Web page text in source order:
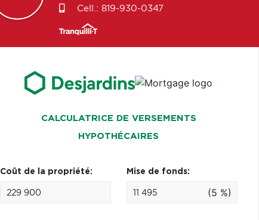
Cell.: 819-930-0347
CALCULATRICE DE VERSEMENTS
HYPOTHÉCAIRES
Coût de la propriété: Mise de fonds:
(5 %)